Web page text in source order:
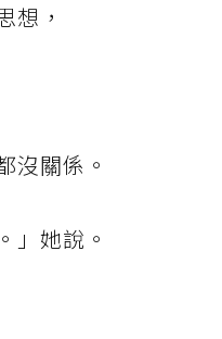
想，
沒關係。
」她說。